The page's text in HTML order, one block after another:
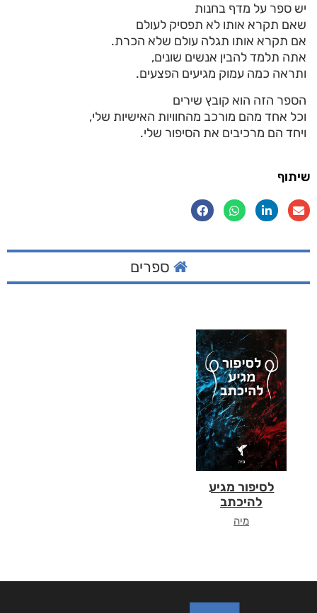
יש ספר על מדף בחנות
שאם תקרא אותו לא תפסיק לעולם
אם תקרא אותו תגלה עולם שלא הכרת.
אתה תלמד להבין אנשים שונים,
ותראה כמה עמוק מגיעים הפצעים.
הספר הזה הוא קובץ שירים
וכל אחד מהם מורכב מהחוויות האישיות שלי,
ויחד הם מרכיבים את הסיפור שלי.
שיתוף
ספרים
לסיפור מגיע
להיכתב
מיה